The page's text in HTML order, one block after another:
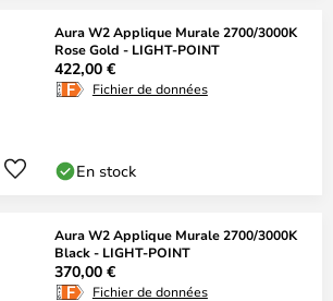
Aura W2 Applique Murale 2700/3000K
Rose Gold - LIGHT-POINT
422,00 €
Fichier de données
En stock
Aura W2 Applique Murale 2700/3000K
Black - LIGHT-POINT
370,00 €
Fichier de données